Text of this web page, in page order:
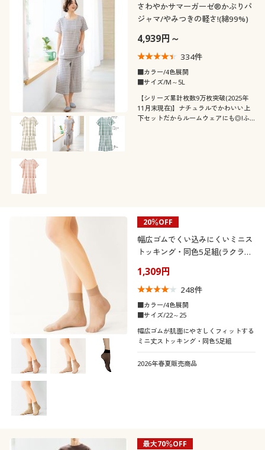
さわやかサマーガーゼ®かぶりパ
ジャマ/やみつきの軽さ!(綿99%)
4,939円～
334件
■カラー/4色展開
■サイズ/M～5L
【シリーズ累計枚数9万枚突破(2025年
11月末現在)】ナチュラルでかわいい上
下セットだからルームウェアにも◎!ふ
20％OFF
幅広ゴムでくい込みにくいミニス
トッキング・同色5足組(ラクラク
1,309円
248件
■カラー/4色展開
■サイズ/22～25
幅広ゴムが肌面にやさしくフィットする
ミニ丈ストッキング・同色5足組
2026年春夏販売商品
最大70％OFF